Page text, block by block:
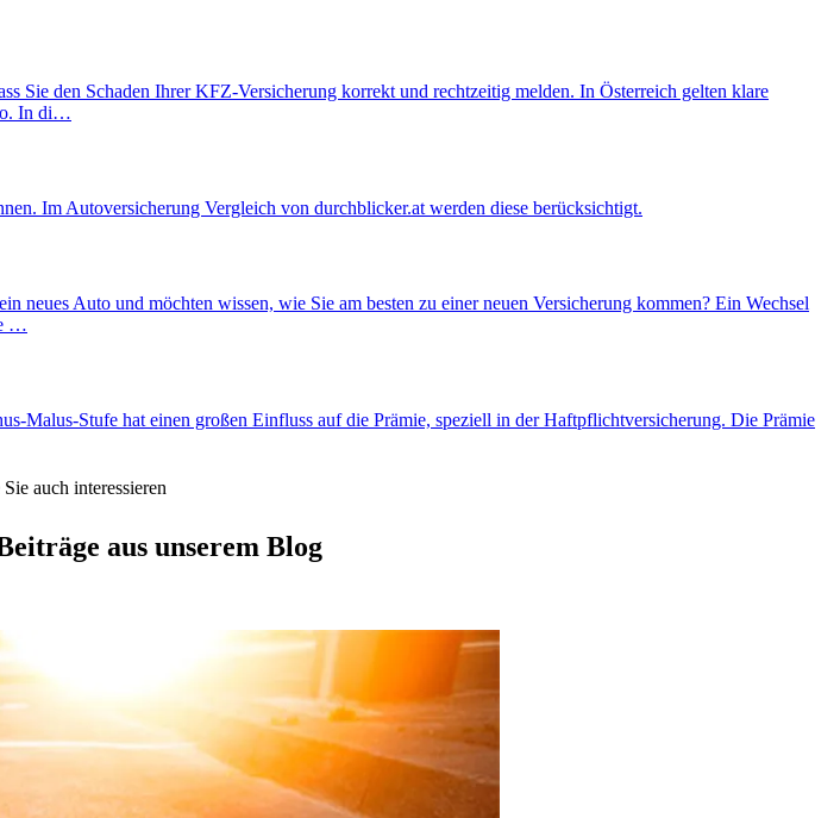
Sie den Schaden Ihrer KFZ-Versicherung korrekt und rechtzeitig melden. In Österreich gelten klare
In di…
Im Autoversicherung Vergleich von durchblicker.at werden diese berücksichtigt.
Auto und möchten wissen, wie Sie am besten zu einer neuen Versicherung kommen? Ein Wechsel
…
Malus-Stufe hat einen großen Einfluss auf die Prämie, speziell in der Haftpflichtversicherung. Die Prämie
auch interessieren
aus unserem Blog